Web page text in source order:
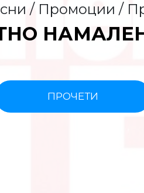
/ Промоции /
ПРОЧЕТИ